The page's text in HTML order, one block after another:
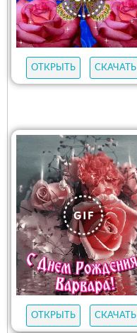
ОТКРЫТЬ СКАЧАТЬ
ОТКРЫТЬ СКАЧАТЬ